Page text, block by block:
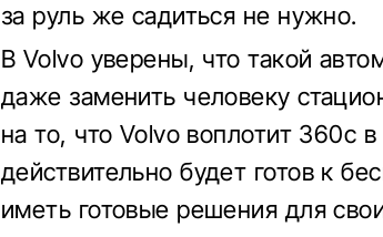
за руль же садиться не нужно.
В Volvo уверены, что такой
даже заменить человеку
на то, что Volvo воплотит 360c
действительно будет готов к
иметь готовые решения для